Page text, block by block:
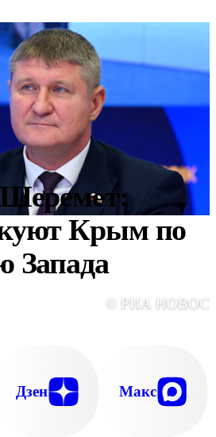
Крым по
Запада
© РИА
Дзен Макс